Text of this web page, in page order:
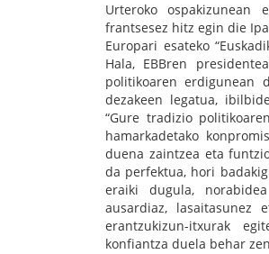
Urteroko ospakizunean
frantsesez hitz egin die
Europari esateko
Hala, EBBren
politikoaren erdigunean
dezakeen legatua,
“Gure tradizio
hamarkadetako
duena zaintzea eta
da perfektua, hori
eraiki dugula,
ausardiaz, lasaitasunez
erantzukizun-itxurak
konfiantza duela behar